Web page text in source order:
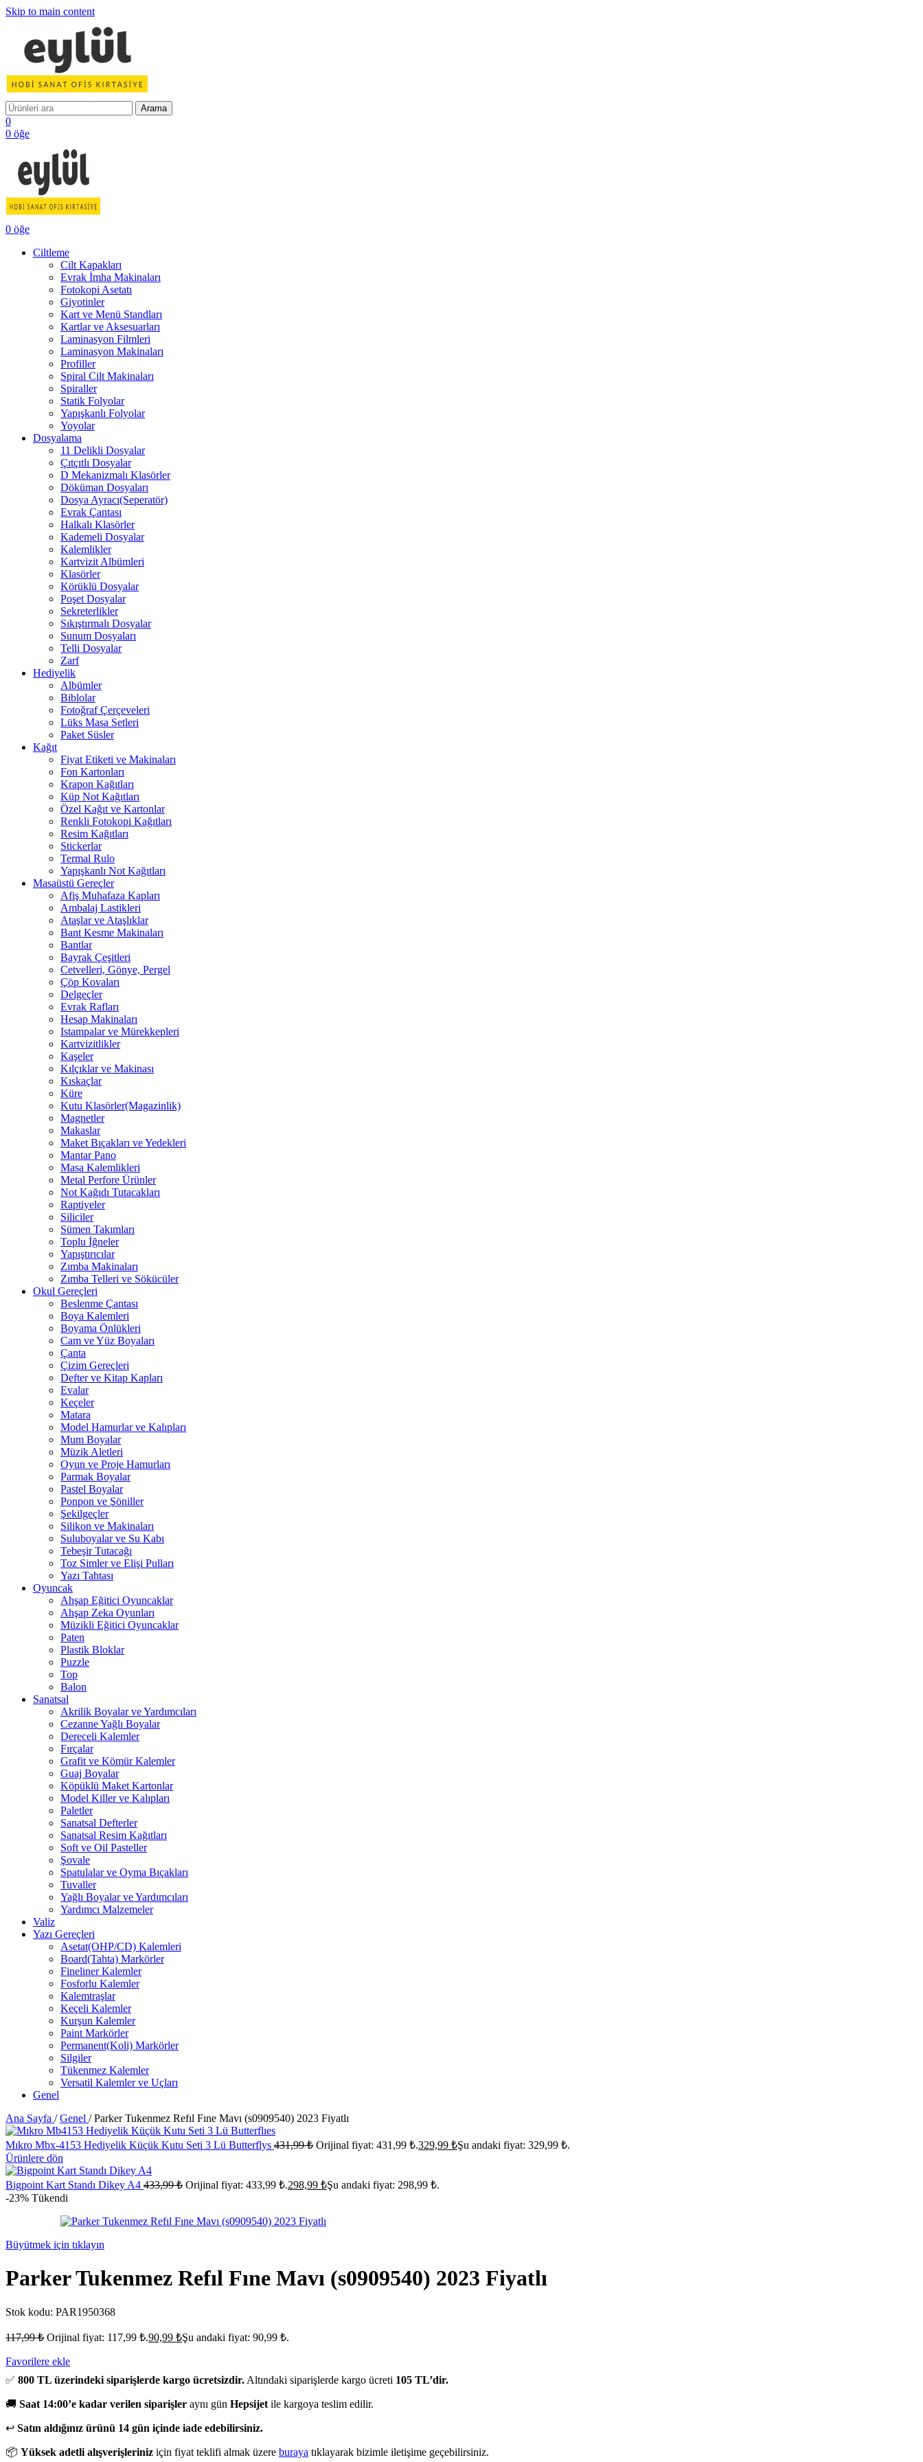
Skip to main content
Arama
0
0 öğe
0 öğe
Ciltleme
Cilt Kapakları
Evrak İmha Makinaları
Fotokopi Asetatı
Giyotinler
Kart ve Menü Standları
Kartlar ve Aksesuarları
Laminasyon Filmleri
Laminasyon Makinaları
Profiller
Spiral Cilt Makinaları
Spiraller
Statik Folyolar
Yapışkanlı Folyolar
Yoyolar
Dosyalama
11 Delikli Dosyalar
Çıtçıtlı Dosyalar
D Mekanizmalı Klasörler
Döküman Dosyaları
Dosya Ayracı(Seperatör)
Evrak Çantası
Halkalı Klasörler
Kademeli Dosyalar
Kalemlikler
Kartvizit Albümleri
Klasörler
Körüklü Dosyalar
Poşet Dosyalar
Sekreterlikler
Sıkıştırmalı Dosyalar
Sunum Dosyaları
Telli Dosyalar
Zarf
Hediyelik
Albümler
Biblolar
Fotoğraf Çerçeveleri
Lüks Masa Setleri
Paket Süsler
Kağıt
Fiyat Etiketi ve Makinaları
Fon Kartonları
Krapon Kağıtları
Küp Not Kağıtları
Özel Kağıt ve Kartonlar
Renkli Fotokopi Kağıtları
Resim Kağıtları
Stickerlar
Termal Rulo
Yapışkanlı Not Kağıtları
Masaüstü Gereçler
Afiş Muhafaza Kapları
Ambalaj Lastikleri
Ataşlar ve Ataşlıklar
Bant Kesme Makinaları
Bantlar
Bayrak Çeşitleri
Cetvelleri, Gönye, Pergel
Çöp Kovaları
Delgeçler
Evrak Rafları
Hesap Makinaları
Istampalar ve Mürekkepleri
Kartvizitlikler
Kaşeler
Kılçıklar ve Makinası
Kıskaçlar
Küre
Kutu Klasörler(Magazinlik)
Magnetler
Makaslar
Maket Bıçakları ve Yedekleri
Mantar Pano
Masa Kalemlikleri
Metal Perfore Ürünler
Not Kağıdı Tutacakları
Raptiyeler
Siliciler
Sümen Takımları
Toplu İğneler
Yapıştırıcılar
Zımba Makinaları
Zımba Telleri ve Sökücüler
Okul Gereçleri
Beslenme Çantası
Boya Kalemleri
Boyama Önlükleri
Cam ve Yüz Boyaları
Çanta
Çizim Gereçleri
Defter ve Kitap Kapları
Evalar
Keçeler
Matara
Model Hamurlar ve Kalıpları
Mum Boyalar
Müzik Aletleri
Oyun ve Proje Hamurları
Parmak Boyalar
Pastel Boyalar
Ponpon ve Şöniller
Şekilgeçler
Silikon ve Makinaları
Suluboyalar ve Su Kabı
Tebeşir Tutacağı
Toz Simler ve Elişi Pulları
Yazı Tahtası
Oyuncak
Ahşap Eğitici Oyuncaklar
Ahşap Zeka Oyunları
Müzikli Eğitici Oyuncaklar
Paten
Plastik Bloklar
Puzzle
Top
Balon
Sanatsal
Akrilik Boyalar ve Yardımcıları
Cezanne Yağlı Boyalar
Dereceli Kalemler
Fırçalar
Grafit ve Kömür Kalemler
Guaj Boyalar
Köpüklü Maket Kartonlar
Model Killer ve Kalıpları
Paletler
Sanatsal Defterler
Sanatsal Resim Kağıtları
Soft ve Oil Pasteller
Şovale
Spatulalar ve Oyma Bıçakları
Tuvaller
Yağlı Boyalar ve Yardımcıları
Yardımcı Malzemeler
Valiz
Yazı Gereçleri
Asetat(OHP/CD) Kalemleri
Board(Tahta) Markörler
Fineliner Kalemler
Fosforlu Kalemler
Kalemtraşlar
Keçeli Kalemler
Kurşun Kalemler
Paint Markörler
Permanent(Koli) Markörler
Silgiler
Tükenmez Kalemler
Versatil Kalemler ve Uçları
Genel
Ana Sayfa / Genel / Parker Tukenmez Refıl Fıne Mavı (s0909540) 2023 Fiyatlı
Mıkro Mbx-4153 Hediyelik Küçük Kutu Seti 3 Lü Butterflys 431,99₺ Orijinal fiyat: 431,99 ₺.329,99 ₺Şu andaki fiyat: 329,99 ₺.
Ürünlere dön
Bigpoint Kart Standı Dikey A4 433,99₺ Orijinal fiyat: 433,99 ₺.298,99 ₺Şu andaki fiyat: 298,99 ₺.
-23% Tükendi
Büyütmek için tıklayın
Parker Tukenmez Refıl Fıne Mavı (s0909540) 2023 Fiyatlı
Stok kodu: PAR1950368
117,99₺ Orijinal fiyat: 117,99 ₺.90,99 ₺Şu andaki fiyat: 90,99 ₺.
Favorilere ekle
✅ 800 TL üzerindeki siparişlerde kargo ücretsizdir. Altındaki siparişlerde kargo ücreti 105 TL’dir.
🚚 Saat 14:00’e kadar verilen siparişler aynı gün Hepsijet ile kargoya teslim edilir.
↩️ Satın aldığınız ürünü 14 gün içinde iade edebilirsiniz.
📦 Yüksek adetli alışverişleriniz için fiyat teklifi almak üzere buraya tıklayarak bizimle iletişime geçebilirsiniz.